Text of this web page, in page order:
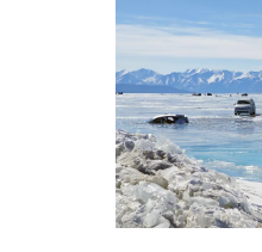
Происшествия